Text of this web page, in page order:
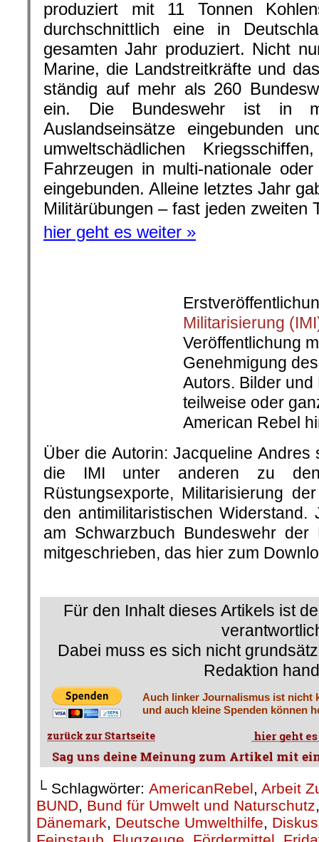
.
Militarisierung
Veröffentlichung
Genehmigung
Autors. Bilder
teilweise oder
American Rebel
Über die Autorin: Jacqueline
die IMI unter anderen zu den
Rüstungsexporte, Militarisierung
den antimilitaristischen Widerstand.
Für den Inhalt dieses Artikels ist
Dabei muss es sich nicht
Redaktion
Auch linker Journalismus ist nicht
└ Schlagwörter:AmericanRebel,Arbeit
BUND,Bund für Umwelt und Naturschutz
Dänemark,Deutsche Umwelthilfe ,
Feinstaub
Kapitalismus,Klima,Klimakiller,
Kriegsübungen,Landschaftszerstörung,
,
Öffentlichkeit,Panzer,Pax Christi Saar,
Ruin,
Spenden,Stickoxide
Treibhausgase
,Treibstoff-Verbrauch,
Umweltschutz
Umweltzerstörung
Phosphor,Werbeeinblendungen,
Wirtschaftsordnung
Sep.
12
on12. September 2019
Veröffentlicht In: Allgemein,